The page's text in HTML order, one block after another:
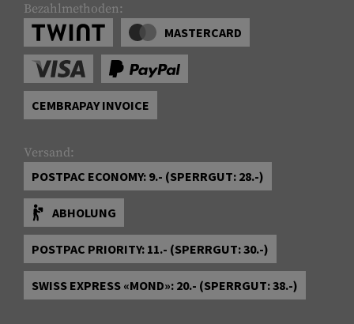
Bezahlmethoden:
MASTERCARD
CEMBRAPAY INVOICE
Versand:
POSTPAC ECONOMY: 9.- (SPERRGUT: 28.-)
ABHOLUNG
POSTPAC PRIORITY: 11.- (SPERRGUT: 30.-)
SWISS EXPRESS «MOND»: 20.- (SPERRGUT: 38.-)